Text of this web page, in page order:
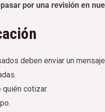
por una revisión en
deben enviar un
cotizar.